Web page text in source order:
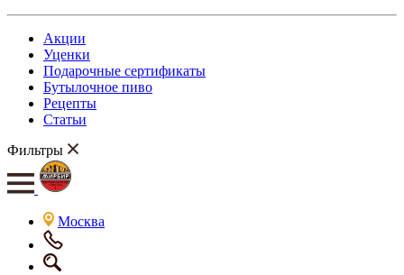
Акции
Уценки
Подарочные сертификаты
Бутылочное пиво
Рецепты
Статьи
Фильтры
Москва